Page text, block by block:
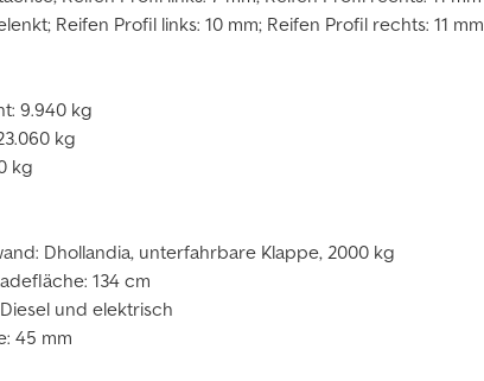
Reifen Profil links: 10 mm; Reifen Profil rechts: 11 mm
9.940 kg
kg
kg
Dhollandia, unterfahrbare Klappe, 2000 kg
134 cm
und elektrisch
45 mm